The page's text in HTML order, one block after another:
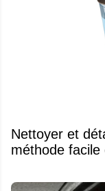
Nettoyer et
méthode facile